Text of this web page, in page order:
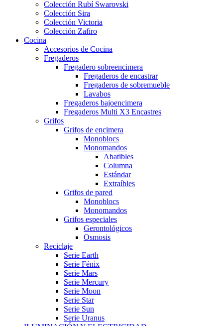
Colección Rubí Swarovski
Colección Sira
Colección Victoria
Colección Zafiro
Cocina
Accesorios de Cocina
Fregaderos
Fregadero sobreencimera
Fregaderos de encastrar
Fregaderos de sobremueble
Lavabos
Fregaderos bajoencimera
Fregaderos Multi X3 Encastres
Grifos
Grifos de encimera
Monoblocs
Monomandos
Abatibles
Columna
Estándar
Extraíbles
Grifos de pared
Monoblocs
Monomandos
Grifos especiales
Gerontológicos
Osmosis
Reciclaje
Serie Earth
Serie Fénix
Serie Mars
Serie Mercury
Serie Moon
Serie Star
Serie Sun
Serie Uranus